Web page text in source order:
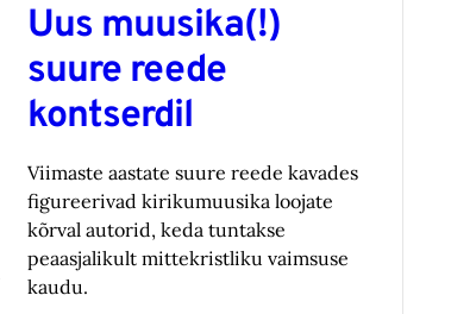
Uus muusika(!)
suure reede
kontserdil
Viimaste aastate suure reede kavades
figureerivad kirikumuusika loojate
kõrval autorid, keda tuntakse
peaasjalikult mittekristliku vaimsuse
kaudu.